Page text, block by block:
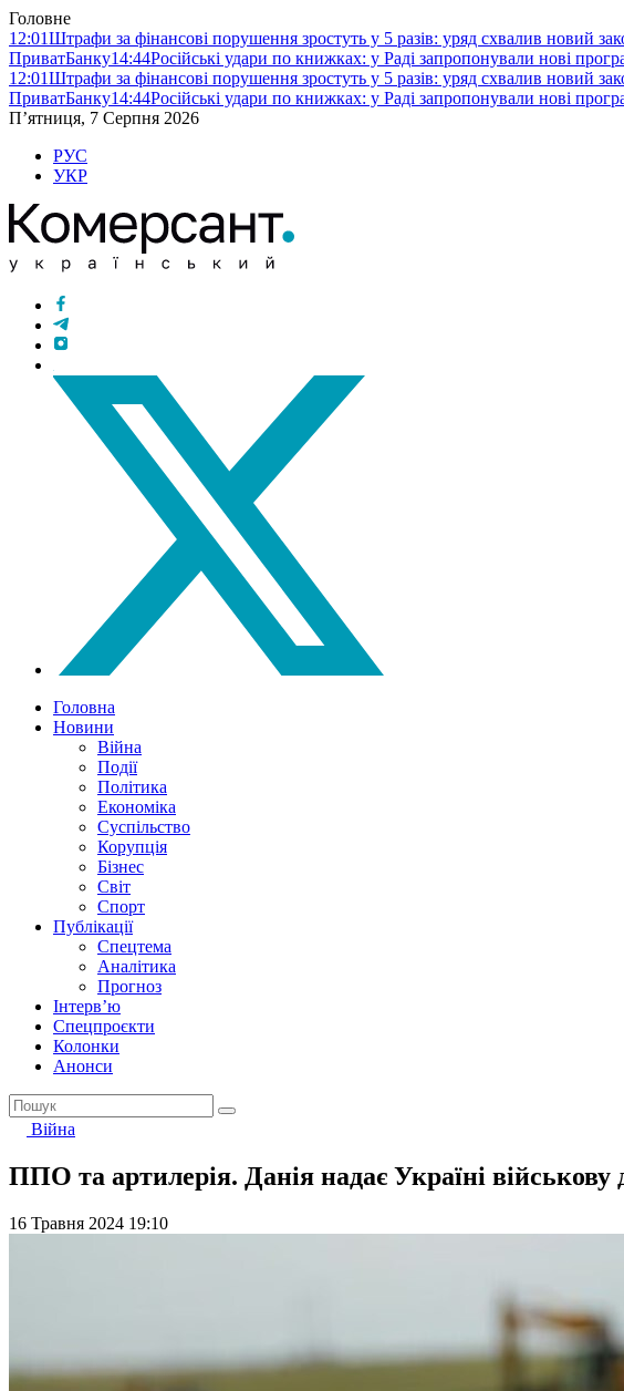
Головне
12:01Штрафи за фінансові порушення зростуть у 5 разів: уряд схвалив новий
ПриватБанку14:44Російські удари по книжках: у Раді запропонували нові
12:01Штрафи за фінансові порушення зростуть у 5 разів: уряд схвалив новий
ПриватБанку14:44Російські удари по книжках: у Раді запропонували нові
П’ятниця, 7 Серпня 2026
РУС
УКР
Головна
Новини
Війна
Події
Політика
Економіка
Суспільство
Корупція
Бізнес
Світ
Спорт
Публікації
Спецтема
Аналітика
Прогноз
Інтерв’ю
Спецпроєкти
Колонки
Анонси
Війна
ППО та артилерія. Данія надає Україні
16 Травня 2024 19:10